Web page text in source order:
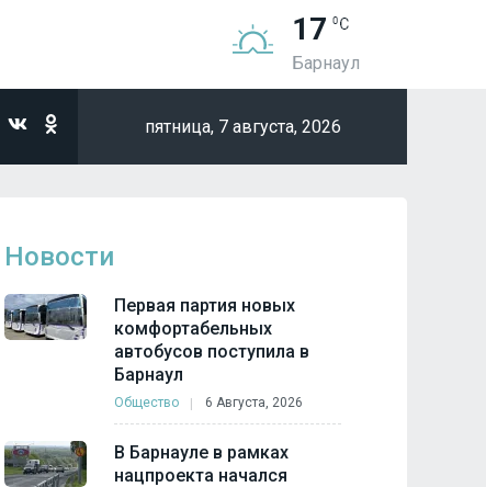
17
Барнаул
пятница, 7 августа, 2026
Новости
Первая партия новых
комфортабельных
автобусов поступила в
Барнаул
Общество 6 Августа, 2026
В Барнауле в рамках
нацпроекта начался